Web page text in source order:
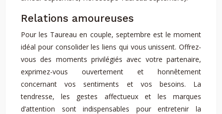
Relations amoureuses
Pour les Taureau en couple, septembre est le moment
idéal pour consolider les liens qui vous unissent. Offrez-
vous des moments privilégiés avec votre partenaire,
exprimez-vous ouvertement et honnêtement
concernant vos sentiments et vos besoins. La
tendresse, les gestes affectueux et les marques
d’attention sont indispensables pour entretenir la